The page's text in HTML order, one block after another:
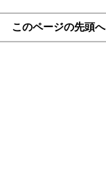
このページの先頭へ